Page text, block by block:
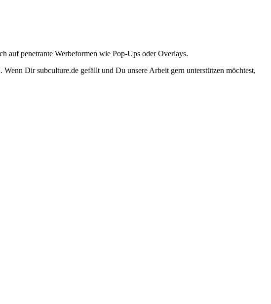
auf penetrante Werbeformen wie Pop-Ups oder Overlays.
Dir subculture.de gefällt und Du unsere Arbeit gern unterstützen möchtest,